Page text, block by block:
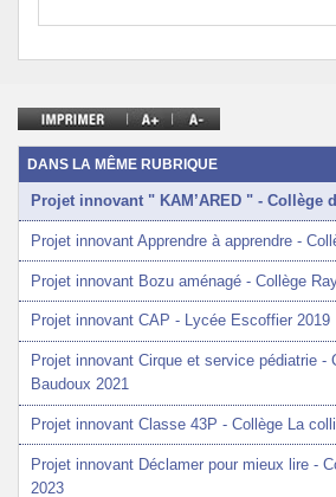
DANS LA MÊME RUBRIQUE
Projet innovant " KAM’ARED " - Collège
Projet innovant Apprendre à apprendre -
Projet innovant Bozu aménagé - Collège
Projet innovant CAP - Lycée Escoffier 2019
Projet innovant Cirque et service pédiatrie -
Baudoux 2021
Projet innovant Classe 43P - Collège La
Projet innovant Déclamer pour mieux lire -
2023